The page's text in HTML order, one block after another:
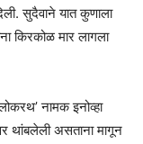
सुदैवाने यात कुणाला
किरकोळ मार लागला
नामक इनोव्हा
थांबलेली असताना मागून